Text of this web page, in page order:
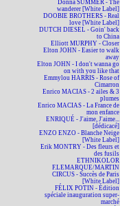
Donna SUMMER - The
wanderer [White Label]
DOOBIE BROTHERS - Real
love [White Label]
DUTCH DIESEL - Goin' back
to China
Elliott MURPHY - Closer
Elton JOHN - Easier to walk
away
Elton JOHN - I don't wanna go
on with you like that
Emmylou HARRIS - Rose of
Cimarron
Enrico MACIAS - 2 ailes & 3
plumes
Enrico MACIAS - La France de
mon enfance
ENRIQUÉ - J'aime, J'aime...
[dédicacé]
ENZO ENZO - Blanche Neige
[White Label]
Erik MONTRY - Des fleurs et
des fusils
ETHNIKOLOR
F.LEMARQUE/MARTIN
CIRCUS - Succès de Paris
[White Label]
FÉLIX POTIN - Édition
spéciale inauguration super-
marché